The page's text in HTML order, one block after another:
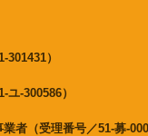
）
-300586）
者（受理番号／51-募-